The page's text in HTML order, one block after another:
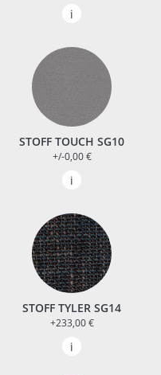
STOFF TOUCH SG10
+/-0,00 €
STOFF TYLER SG14
+233,00 €